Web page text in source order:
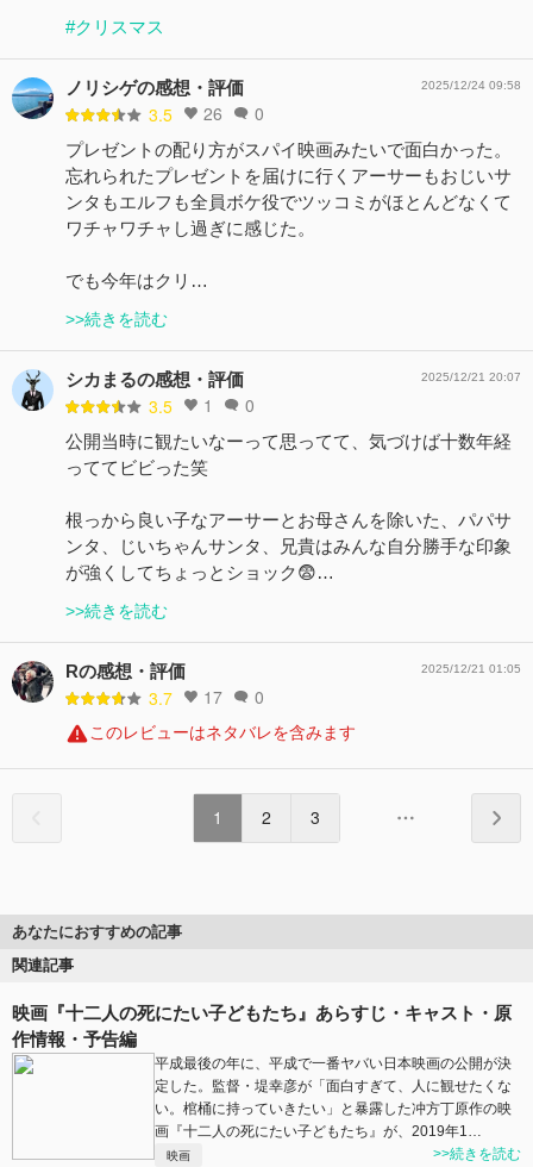
#クリスマス
ノリシゲの感想・評価
3.5 26 0
2025/12/24 09:58
プレゼントの配り方がスパイ映画みたいで面白かった。
忘れられたプレゼントを届けに行くアーサーもおじいサ
ンタもエルフも全員ボケ役でツッコミがほとんどなくて
ワチャワチャし過ぎに感じた。
でも今年はクリ…
>>続きを読む
シカまるの感想・評価
3.5 1 0
2025/12/21 20:07
公開当時に観たいなーって思ってて、気づけば十数年経
っててビビった笑
根っから良い子なアーサーとお母さんを除いた、パパサ
ンタ、じいちゃんサンタ、兄貴はみんな自分勝手な印象
が強くしてちょっとショック😨…
>>続きを読む
Rの感想・評価
3.7 17 0
2025/12/21 01:05
このレビューはネタバレを含みます
1 2 3
あなたにおすすめの記事
関連記事
映画『十二人の死にたい子どもたち』あらすじ・キャスト・原
作情報・予告編
平成最後の年に、平成で一番ヤバい日本映画の公開が決
定した。監督・堤幸彦が「面白すぎて、人に観せたくな
い。棺桶に持っていきたい」と暴露した冲方丁原作の映
画『十二人の死にたい子どもたち』が、2019年1…
映画 >>続きを読む